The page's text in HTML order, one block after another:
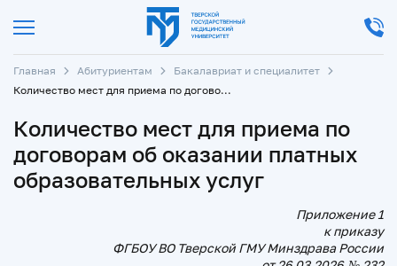
Главная Абитуриентам
Бакалавриат и специалитет
Количество мест для приема по договорам об оказании платных образовательных услуг
Количество мест для приема по
договорам об оказании платных
образовательных услуг
Приложение 1
к приказу
ФГБОУ ВО Тверской ГМУ Минздрава России